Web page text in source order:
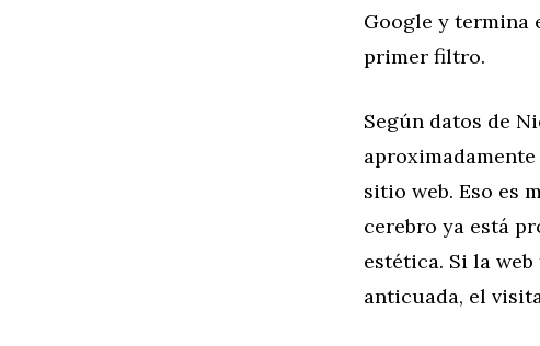
Google y termina
primer filtro.
Según datos de
sitio web. Eso es
cerebro ya está
estética. Si la
anticuada, el